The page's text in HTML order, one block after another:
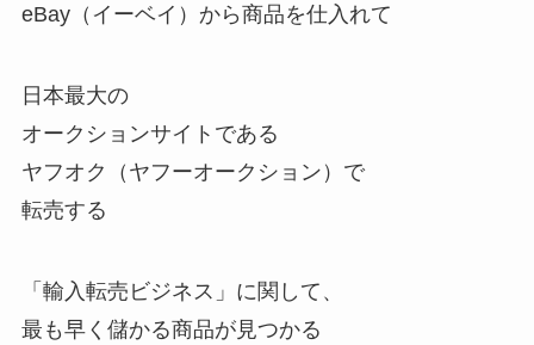
eBay（イーベイ）から商品を仕入れて
日本最大の
オークションサイトである
ヤフオク（ヤフーオークション）で
転売する
「輸入転売ビジネス」に関して、
最も早く儲かる商品が見つかる